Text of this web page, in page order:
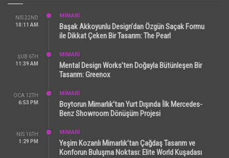
NIS 22ND
10:11 AM
MİMARİ
Başak Akkoyunlu Design’dan Özgün Saçak Formu
ile Dikkat Çeken Bir Tasarım: The Pearl
ŞUB 6TH
11:39 AM
MİMARİ
Mental Design Works’ten Doğayla Bütünleşen Bir
Tasarım: Greenox
OCA 12TH
6:53 PM
MİMARİ
Boytorun Mimarlık’tan Yurt Dışında İlk Mercedes-
Benz Showroom Dönüşüm Projesi
NIS 16TH
1:29 PM
MİMARİ
Yeşim Kozanlı Mimarlık’tan Çağdaş Tasarım ve
Konforun Buluşma Noktası: Elite World Kuşadası